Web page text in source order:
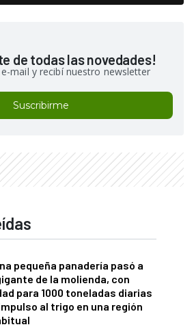
de todas las novedades!
mail y recibí nuestro newsletter
Suscribirme
pequeña panadería pasó a
de la molienda, con
para 1000 toneladas diarias
al trigo en una región